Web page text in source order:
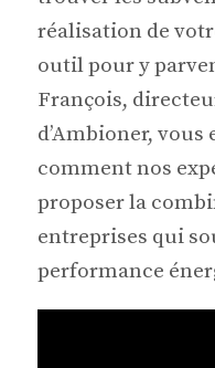
réalisation de
outil pour y
François,
d’Ambioner,
comment nos
proposer la
entreprises qui
performance